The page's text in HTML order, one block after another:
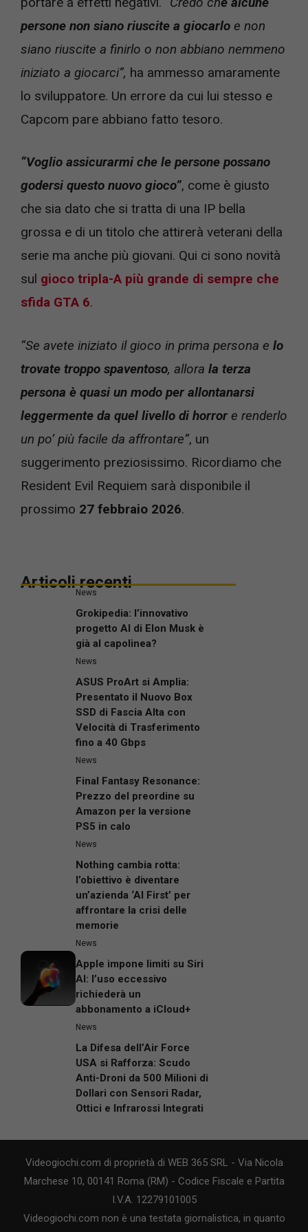
persone non siano riuscite a giocarlo e non
siano riuscite a finirlo o non abbiano nemmeno
iniziato a giocarci”, ha ammesso amaramente
lo sviluppatore. Un errore da cui lui stesso e
Capcom pare abbiano fatto tesoro.
“Voglio assicurarmi che le persone possano
godersi questo nuovo gioco”, come è giusto
che sia dato che si tratta di una IP bella
grossa e di un titolo che attirerà veterani della
serie ma anche più giovani. Qui ci sono novità
sul gioco tripla-A più grande di sempre che
sfida GTA 6.
“Se avete iniziato il gioco in prima persona e lo
trovate troppo spaventoso, allora la terza
persona è quasi un modo per allontanarsi
leggermente da quel livello di horror e renderlo
un po’ più facile da affrontare”, un
suggerimento preziosissimo. Ricordiamo che
Resident Evil Requiem sarà disponibile il
prossimo 27 febbraio 2026.
Articoli recenti
News
Grokipedia: l’innovativo
progetto AI di Elon Musk è
già al capolinea?
News
ASUS ProArt si Amplia:
Presentato il Nuovo Box
SSD di Fascia Alta con
Velocità di Trasferimento
fino a 40 Gbps
News
Final Fantasy Resonance:
Prezzo del preordine su
Amazon per la versione
PS5 in calo
News
Nothing cambia rotta:
l’obiettivo è diventare
un’azienda ‘AI First’ per
affrontare la crisi delle
memorie
News
Apple impone limiti su Siri
AI: l’uso eccessivo
richiederà un
abbonamento a iCloud+
News
La Difesa dell’Air Force
USA si Rafforza: Scudo
Anti-Droni da 500 Milioni di
Dollari con Sensori Radar,
Ottici e Infrarossi Integrati
Videogiochi.com di proprietà di WEB 365 SRL - Via Nicola
Marchese 10, 00141 Roma (RM) - Codice Fiscale e Partita
I.V.A. 12279101005
Videogiochi.com non è una testata giornalistica, in quanto